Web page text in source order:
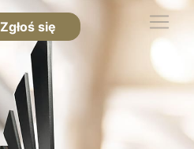
Zgłoś się